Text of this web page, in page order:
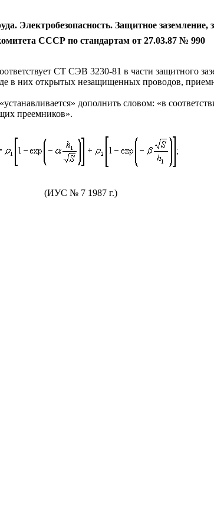
Электробезопасность. Защитное заземление,
СССР по стандартам от 27.03.87 № 990
СТ СЭВ 3230-81 в части защитного
в них открытых незащищенных проводов,
дополнить словом: «в
преемников».
(ИУС № 7 1987 г.)